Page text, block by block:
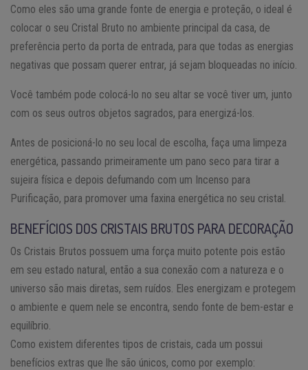
Como eles são uma grande fonte de energia e proteção, o ideal é
colocar o seu Cristal Bruto no ambiente principal da casa, de
preferência perto da porta de entrada, para que todas as energias
negativas que possam querer entrar, já sejam bloqueadas no início.
Você também pode colocá-lo no seu altar se você tiver um, junto
com os seus outros objetos sagrados, para energizá-los.
Antes de posicioná-lo no seu local de escolha, faça uma limpeza
energética, passando primeiramente um pano seco para tirar a
sujeira física e depois defumando com um Incenso para
Purificação, para promover uma faxina energética no seu cristal.
BENEFÍCIOS DOS CRISTAIS BRUTOS PARA DECORAÇÃO
Os Cristais Brutos possuem uma força muito potente pois estão
em seu estado natural, então a sua conexão com a natureza e o
universo são mais diretas, sem ruídos. Eles energizam e protegem
o ambiente e quem nele se encontra, sendo fonte de bem-estar e
equilíbrio.
Como existem diferentes tipos de cristais, cada um possui
benefícios extras que lhe são únicos, como por exemplo: